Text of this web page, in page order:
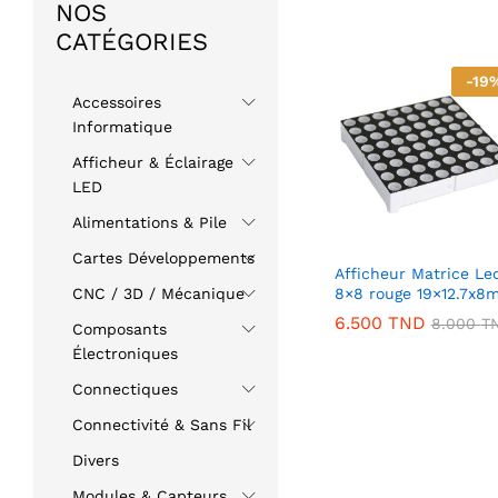
-19
Afficheur Matrice
8×8 rouge
6.500 TND 8.000
NOS
CATÉGORIES
Accessoires
Informatique
Afficheur & Éclairage
LED
Alimentations & Pile
Cartes Développements
CNC / 3D / Mécanique
Composants
Électroniques
Connectiques
Connectivité & Sans Fil
Divers